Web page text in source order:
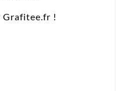
Grafitee.fr !